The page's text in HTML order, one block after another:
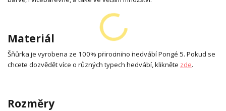
Materiál
Šňůrka je vyrobena ze 100% přírodního hedvábí Pongé 5. Pokud se
chcete dozvědět více o různých typech hedvábí, klikněte zde.
Rozměry